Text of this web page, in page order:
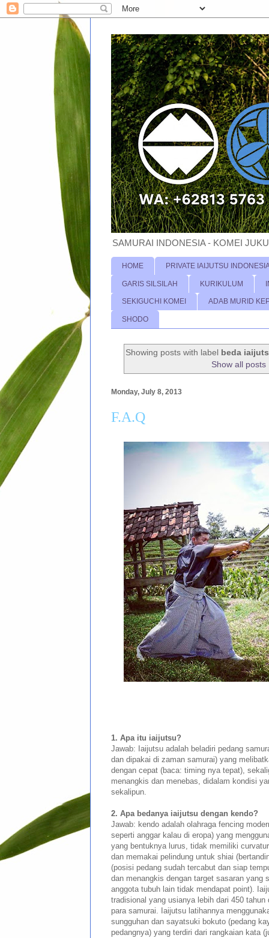
SAMURAI INDONESIA - KOMEI
HOME PRIVATE IAIJUTSU
GARIS SILSILAH KURIKULUM
SEKIGUCHI KOMEI ADAB MURID
SHODO
Showing posts with label beda
Show all posts
Monday, July 8, 2013
F.A.Q
1. Apa itu iaijutsu?
Jawab: Iaijutsu adalah beladiri pedang
dan dipakai di zaman samurai) yang
dengan cepat (baca: timing nya tepat),
menangkis dan menebas, didalam kondisi
sekalipun.
2. Apa bedanya iaijutsu dengan kendo?
Jawab: kendo adalah olahraga fencing
seperti anggar kalau di eropa) yang
yang bentuknya lurus, tidak memiliki
dan memakai pelindung untuk shiai
(posisi pedang sudah tercabut dan siap
dan menangkis dengan target sasaran yang
anggota tubuh lain tidak mendapat point).
tradisional yang usianya lebih dari 450
para samurai. Iaijutsu latihannya
sungguhan dan sayatsuki bokuto (pedang
pedangnya) yang terdiri dari rangkaian kata